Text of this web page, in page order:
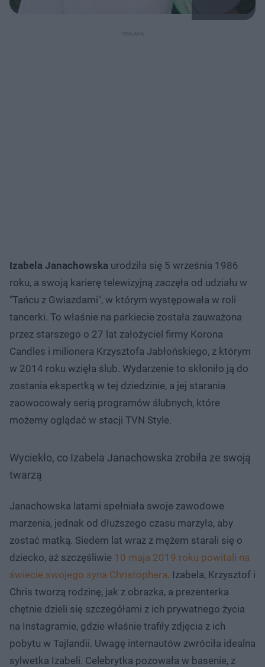
Izabela Janachowska urodziła się 5 września 1986
roku, a swoją karierę telewizyjną zaczęła od udziału w
"Tańcu z Gwiazdami", w którym występowała w roli
tancerki. To właśnie na parkiecie została zauważona
przez starszego o 27 lat założyciel firmy Korona
Candles i milionera Krzysztofa Jabłońskiego, z którym
w 2014 roku wzięła ślub. Wydarzenie to skłoniło ją do
zostania ekspertką w tej dziedzinie, a jej starania
zaowocowały serią programów ślubnych, które
możemy oglądać w stacji TVN Style.
Wyciekło, co Izabela Janachowska zrobiła ze swoją
twarzą
Janachowska latami spełniała swoje zawodowe
marzenia, jednak od dłuższego czasu marzyła, aby
zostać matką. Siedem lat wraz z mężem starali się o
dziecko, aż szczęśliwie 10 maja 2019 roku powitali na
świecie swojego syna Christophera. Izabela, Krzysztof i
Chris tworzą rodzinę, jak z obrazka, a prezenterka
chętnie dzieli się szczegółami z ich prywatnego życia
na Instagramie, gdzie właśnie trafiły zdjęcia z ich
pobytu w Tajlandii. Uwagę internautów zwróciła idealna
sylwetka Izabeli. Celebrytka pozowała w basenie, z